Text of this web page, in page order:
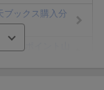
ブックス購入分